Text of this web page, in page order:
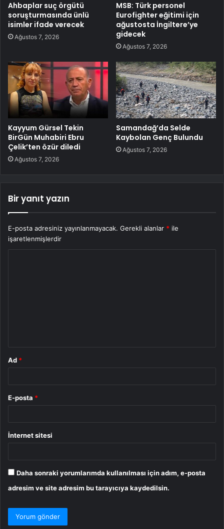
Ahbaplar suç örgütü
soruşturmasında ünlü
isimler ifade verecek
Ağustos 7, 2026
MSB: Türk personel
Eurofighter eğitimi için
ağustosta İngiltere’ye
gidecek
Ağustos 7, 2026
Kayyum Gürsel Tekin
BirGün Muhabiri Ebru
Çelik’ten özür diledi
Ağustos 7, 2026
Samandağ’da Selde
Kaybolan Genç Bulundu
Ağustos 7, 2026
Bir yanıt yazın
E-posta adresiniz yayınlanmayacak. Gerekli alanlar * ile
işaretlenmişlerdir
Ad *
E-posta *
İnternet sitesi
Daha sonraki yorumlarımda kullanılması için adım, e-posta
adresim ve site adresim bu tarayıcıya kaydedilsin.